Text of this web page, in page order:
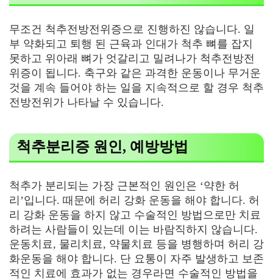
무조건 척추전방전위증으로 진행하진 않습니다. 일
부 약화되고 퇴행 된 근육과 인대가 척추 뼈를 잡지
못하고 위아래 뼈가 엇갈리고 밀려나가 척추전방전
위증이 됩니다. 축구와 같은 과격한 운동이나 무거운
것을 계속 들어야 하는 일을 지속적으로 할 경우 척추
전방전위가 나타날 수 있습니다.
척추분리증 원인, 예방방법
척추가 분리되는 가장 근본적인 원인은 ‘약한 허
리’입니다. 때문에 허리 강화 운동을 해야 합니다. 허
리 강화 운동을 하지 않고 수술적인 방법으로만 치료
하려는 사람들이 있는데 이는 바람직하지 않습니다.
운동치료, 물리치료, 약물치료 등을 병행하며 허리 강
화운동을 해야 합니다. 단 요통이 자주 발생하고 보존
적인 치료에 효과가 없는 경우라면 수술적인 방법을